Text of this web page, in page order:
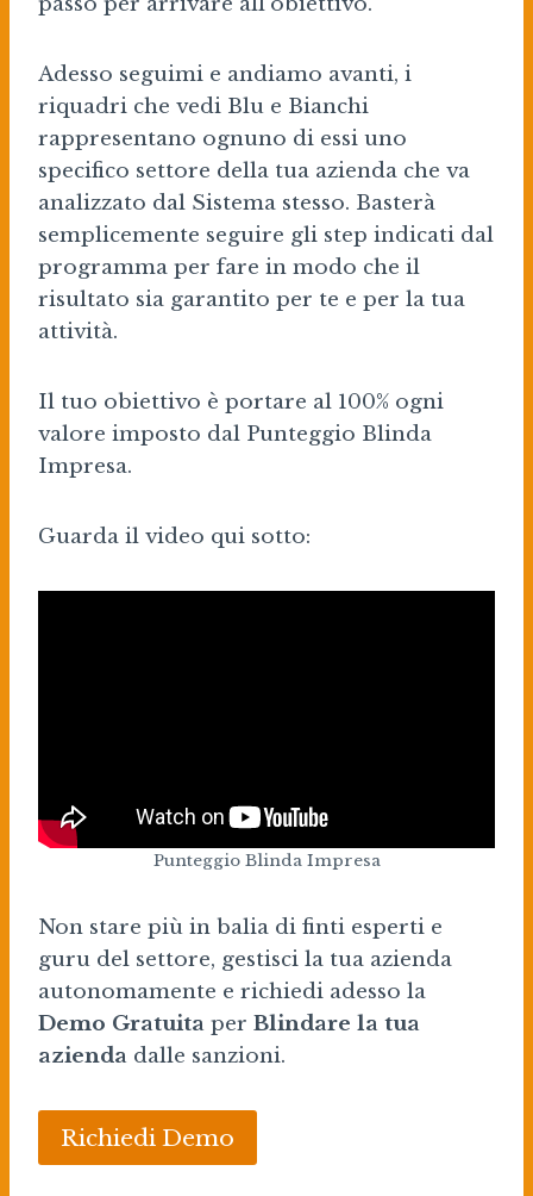
Adesso seguimi e andiamo avanti, i
riquadri che vedi Blu e Bianchi
rappresentano ognuno di essi uno
specifico settore della tua azienda che va
analizzato dal Sistema stesso. Basterà
semplicemente seguire gli step indicati dal
programma per fare in modo che il
risultato sia garantito per te e per la tua
attività.
Il tuo obiettivo è portare al 100% ogni
valore imposto dal Punteggio Blinda
Impresa.
Guarda il video qui sotto:
Punteggio Blinda Impresa
Non stare più in balia di finti esperti e
guru del settore, gestisci la tua azienda
autonomamente e richiedi adesso la
Demo Gratuita per Blindare la tua
azienda dalle sanzioni.
Richiedi Demo